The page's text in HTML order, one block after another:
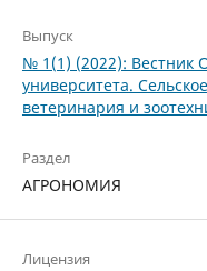
Выпуск
№ 1(1) (2022): Вестник
университета.
ветеринария и
Раздел
АГРОНОМИЯ
Лицензия